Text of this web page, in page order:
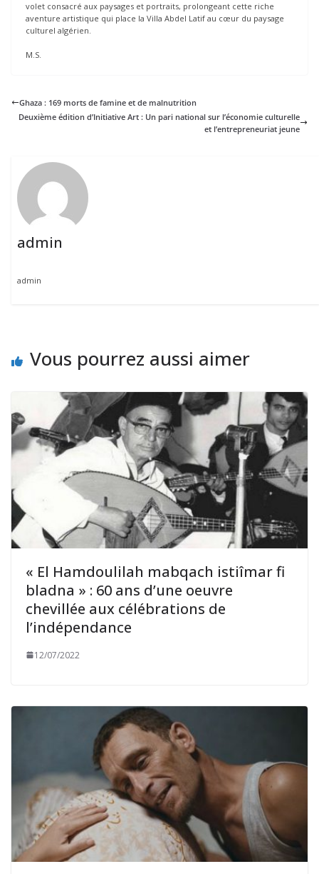
volet consacré aux paysages et portraits, prolongeant cette riche
aventure artistique qui place la Villa Abdel Latif au cœur du paysage
culturel algérien.
M.S.
Ghaza : 169 morts de famine et de malnutrition
Deuxième édition d’Initiative Art : Un pari national sur l’économie culturelle
et l’entrepreneuriat jeune
admin
admin
Vous pourrez aussi aimer
« El Hamdoulilah mabqach istiîmar fi
bladna » : 60 ans d’une oeuvre
chevillée aux célébrations de
l’indépendance
12/07/2022